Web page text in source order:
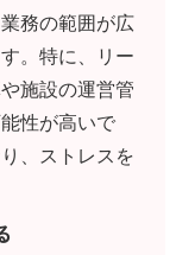
務の範囲が広
。特に、リー
施設の運営管
性が高いで
、ストレスを